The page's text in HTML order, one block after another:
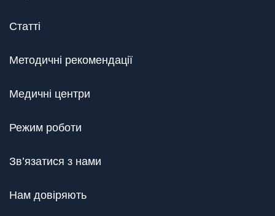
Статті
Методичні рекомендації
Медичні центри
Режим роботи
Зв’язатися з нами
Нам довіряють